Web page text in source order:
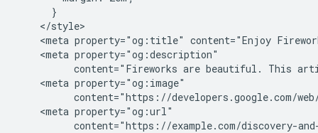
      }
    </style>
<meta property="og:title" content="Enjoy
    <meta property="og:description"
content="Fireworks are beautiful. This
    <meta property="og:image"
content="https://developers.google.com/
    <meta property="og:url"
content="https://example.com/discovery-